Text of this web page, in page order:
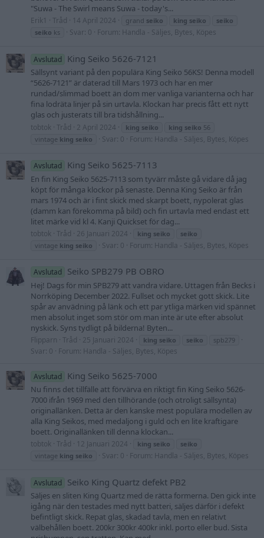
"Suwa - The Swirl means Suwa - today's...
Erik1 Tråd 14 April 2024 grand seiko king seiko
seiko
seiko ks Svar: 0 Forum: Handla - Säljes, Bytes, Köpes
Avslutad King Seiko 5626-7121
Sällsynt variant på den populära King Seiko 56KS! Denna modell
“5626-7121” är daterad till Mars 1973 och har en mer
rundad/slimmad boett än dom mer vanliga varianterna och har
fina lodräta linjer på sin urtavla. Klockan har precis fått ett nytt
glas och justerats till bra tidshållning...
tobtok Tråd 2 April 2024 king seiko king seiko 56
vintage king seiko Svar: 0 Forum: Handla - Säljes, Bytes, Köpes
Avslutad King Seiko 5625-7113
En fin King Seiko 5625-7113 som tyvärr måste gå vidare då jag
köpt för många klockor på senaste. Denna King Seiko är från
mars 1974 och är i fint skick med skarpt boett, nypolerat glas
(damm kan förekomma på bild) och fin urtavla med endast ett
litet märke vid kl 4. Kanji Quickset för dag...
tobtok Tråd 26 Januari 2024 king seiko
seiko
vintage king seiko Svar: 0 Forum: Handla - Säljes, Bytes, Köpes
Avslutad Seiko SPB279 PB OBRO
Hej! Dags för min SPB279 att vandra vidare. Uttagen från Becks i
Norrköping December 2022. Fullset och mycket gott skick. Lite
spår av anvädning på länk och ett par ytliga märken vid spännet
men absolut inget som stör om man inte är ute efter absolut
nyskick. Syns tydligt på bilderna! Byten...
Flipparn Tråd 25 Januari 2024 king seiko seiko spb279
Svar: 0 Forum: Handla - Säljes, Bytes, Köpes
Avslutad King Seiko 5625-7000
Nu finns det tillfälle att förvärva en riktigt fin King Seiko 5626-
7000 ifrån 1969 med den tillhörande (och otroligt sällsynta)
originallänken. Detta är den kanske mest populära modellen av
alla King Seikos, med medaljong i guld och en lite kraftigare
boett. Originallänken till denna klockan...
tobtok Tråd 12 Januari 2024 king seiko
seiko
vintage king seiko Svar: 0 Forum: Handla - Säljes, Bytes, Köpes
Avslutad Seiko King Quartz defekt PB2
Säljes en sliten King Quartz med de rätta formerna. Den gick inte
igång när den testades med nytt batteri, säljes därför i defekt
befintligt skick. Repat glas, skadad tavla, men en relativt
välbehållen boett. 200kr 300kr 400kr inkl. porto eller bud. Sista